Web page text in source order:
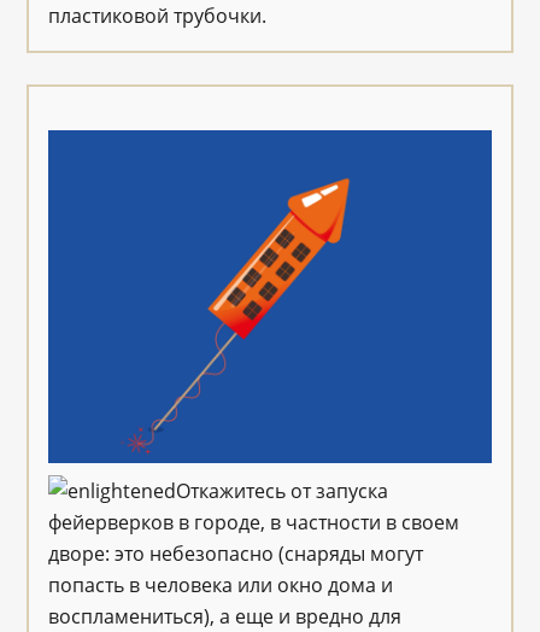
пластиковой трубочки.
Откажитесь от запуска
фейерверков в городе, в частности в своем
дворе: это небезопасно (снаряды могут
попасть в человека или окно дома и
воспламениться), а еще и вредно для